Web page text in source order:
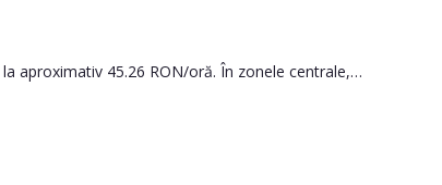
aproximativ 45.26 RON/oră. În zonele centrale,